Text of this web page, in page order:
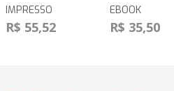
IMPRESSO
R$ 55,52
EBOOK
R$ 35,50